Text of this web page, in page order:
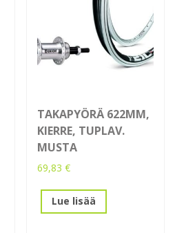
TAKAPYÖRÄ 622MM,
KIERRE, TUPLAV.
MUSTA
69,83€
Lue lisää